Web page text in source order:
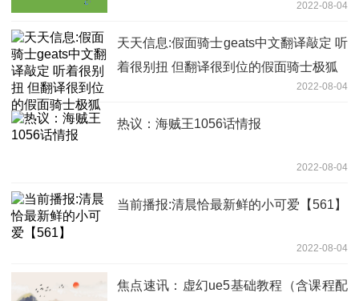
2022-08-04
天天信息:假面骑士geats中文翻译敲定 听
着很别扭 但翻译很到位的假面骑士极狐
2022-08-04
热议：海贼王1056话情报
2022-08-04
当前播报:清晨恰最新鲜的小可爱【561】
2022-08-04
焦点速讯：虚幻ue5基础教程（含课程配